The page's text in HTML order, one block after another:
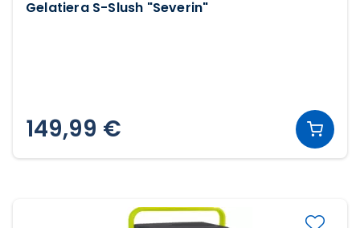
Gelatiera S-Slush "Severin"
149,99 €